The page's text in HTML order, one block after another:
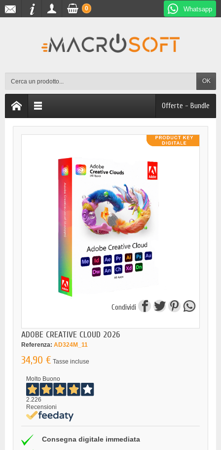
Whatsapp
OK
0
Offerte - Bundle
Condividi
ADOBE CREATIVE CLOUD 2026
Referenza: AD324M_11
34,90 € Tasse incluse
Molto Buono
2.226
Recensioni
Consegna digitale immediata